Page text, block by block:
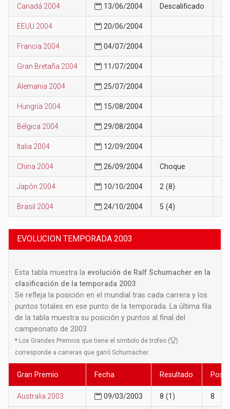
Canadá 2004 13/06/2004 Descalificado
EEUU 2004 20/06/2004
Francia 2004 04/07/2004
Gran Bretaña 2004 11/07/2004
Alemania 2004 25/07/2004
Hungría 2004 15/08/2004
Bélgica 2004 29/08/2004
Italia 2004 12/09/2004
China 2004 26/09/2004 Choque
Japón 2004 10/10/2004 2 (8)
Brasil 2004 24/10/2004 5 (4)
EVOLUCION TEMPORADA 2003
Esta tabla muestra la evolución de Ralf Schumacher en la
clasificación de la temporada 2003
Se refleja la posición en el mundial tras cada carrera y los
puntos totales en ese punto de la temporada. La última fila
de la tabla muestra su posición y puntos al final del
campeonato de 2003
* Los Grandes Premios que tiene el simbolo de trofeo (
)
corresponde a carreras que ganó Schumacher.
Gran Premio Fecha Resultado
Australia 2003 09/03/2003 8 (1) 8